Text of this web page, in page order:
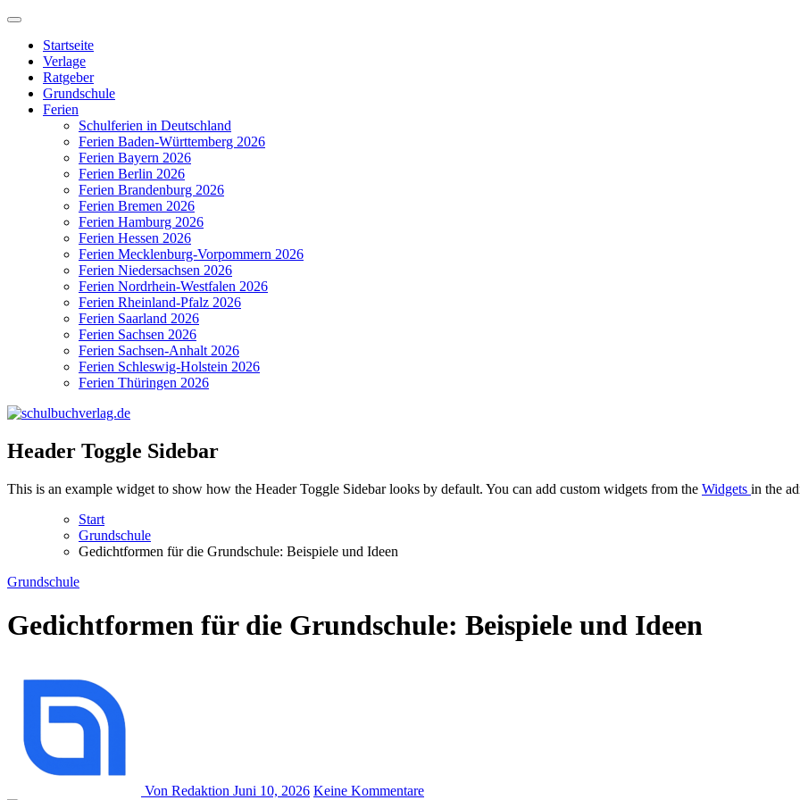
Zum
springenStartseite
Verlage
Ratgeber
Grundschule
Ferien
Schulferien in Deutschland
Ferien Baden-Württemberg 2026
Ferien Bayern 2026
Ferien Berlin 2026
Ferien Brandenburg 2026
Ferien Bremen 2026
Ferien Hamburg 2026
Ferien Hessen 2026
Ferien Mecklenburg-Vorpommern 2026
Ferien Niedersachsen 2026
Ferien Nordrhein-Westfalen 2026
Ferien Rheinland-Pfalz 2026
Ferien Saarland 2026
Ferien Sachsen 2026
Ferien Sachsen-Anhalt 2026
Ferien Schleswig-Holstein 2026
Ferien Thüringen 2026
schulbuchverlag.de
Header Toggle Sidebar
This is an example widget to show how the Header Toggle Sidebar looks by default. You can add custom widgets from the Widgets in the
Start
Grundschule
Gedichtformen für die Grundschule: Beispiele und Ideen
Grundschule
Gedichtformen für die Grundschule: Beispiele und Ideen
Von Redaktion Juni 10, 2026 Keine Kommentare